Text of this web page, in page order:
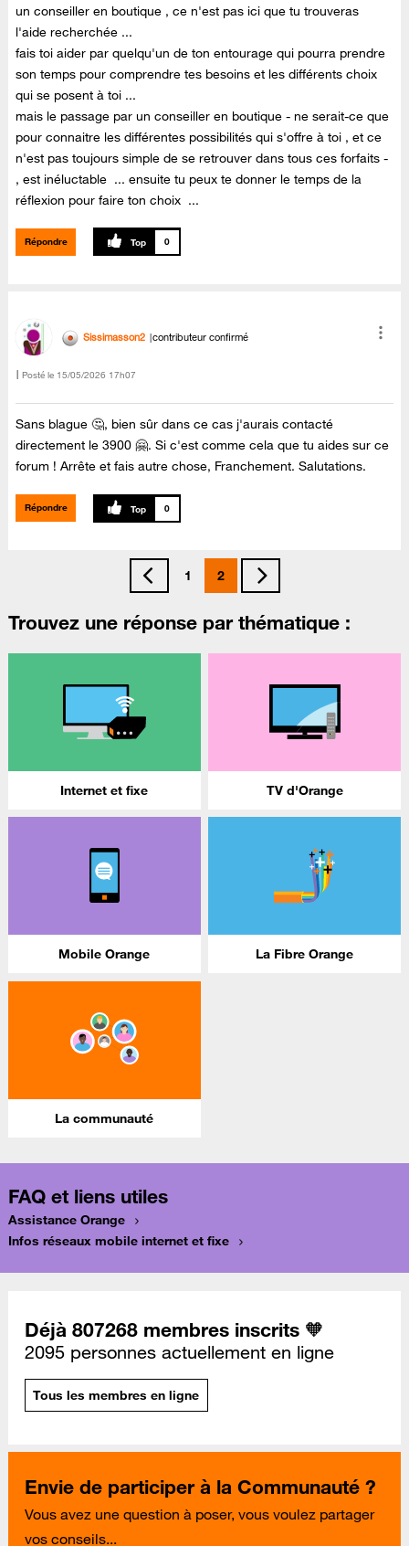
un conseiller en boutique , ce n'est pas ici que tu trouveras
l'aide recherchée ...
fais toi aider par quelqu'un de ton entourage qui pourra prendre
son temps pour comprendre tes besoins et les différents choix
qui se posent à toi ...
mais le passage par un conseiller en boutique - ne serait-ce que
pour connaitre les différentes possibilités qui s'offre à toi , et ce
n'est pas toujours simple de se retrouver dans tous ces forfaits -
, est inéluctable ... ensuite tu peux te donner le temps de la
réflexion pour faire ton choix ...
Répondre 0
Sissimasson2 contributeur confirmé
Posté le ‎15/05/2026 17h07
Sans blague 🤔, bien sûr dans ce cas j'aurais contacté
directement le 3900 🤗. Si c'est comme cela que tu aides sur ce
forum ! Arrête et fais autre chose, Franchement. Salutations.
Répondre 0
1 2
Trouvez une réponse par thématique :
Internet et fixe TV d'Orange
Mobile Orange La Fibre Orange
La communauté
FAQ et liens utiles
Assistance Orange
Infos réseaux mobile internet et fixe
Déjà 807268 membres inscrits 🧡
2095 personnes actuellement en ligne
Tous les membres en ligne
Envie de participer à la Communauté ?
Vous avez une question à poser, vous voulez partager
vos conseils...